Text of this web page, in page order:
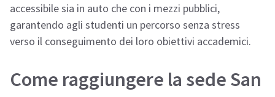
accessibile sia in auto che con i mezzi pubblici,
garantendo agli studenti un percorso senza stress
verso il conseguimento dei loro obiettivi accademici.
Come raggiungere la sede San